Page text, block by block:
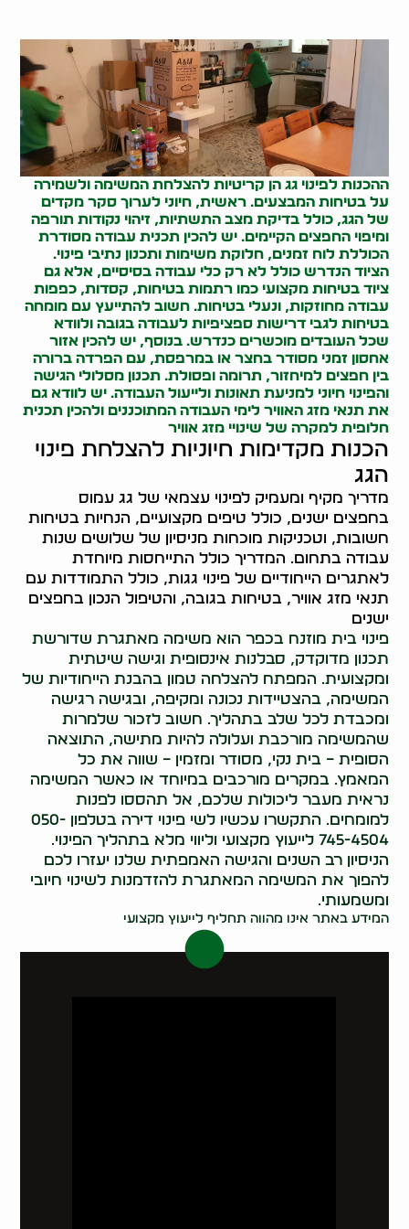
ההכנות לפינוי גג הן קריטיות להצלחת המשימה ולשמירה
על בטיחות המבצעים. ראשית, חיוני לערוך סקר מקדים
של הגג, כולל בדיקת מצב התשתיות, זיהוי נקודות תורפה
ומיפוי החפצים הקיימים. יש להכין תכנית עבודה מסודרת
הכוללת לוח זמנים, חלוקת משימות ותכנון נתיבי פינוי.
הציוד הנדרש כולל לא רק כלי עבודה בסיסיים, אלא גם
ציוד בטיחות מקצועי כמו רתמות בטיחות, קסדות, כפפות
עבודה מחוזקות, ונעלי בטיחות. חשוב להתייעץ עם מומחה
בטיחות לגבי דרישות ספציפיות לעבודה בגובה ולוודא
שכל העובדים מוכשרים כנדרש. בנוסף, יש להכין אזור
אחסון זמני מסודר בחצר או במרפסת, עם הפרדה ברורה
בין חפצים למיחזור, תרומה ופסולת. תכנון מסלולי הגישה
והפינוי חיוני למניעת תאונות ולייעול העבודה. יש לוודא גם
את תנאי מזג האוויר לימי העבודה המתוכננים ולהכין תכנית
חלופית למקרה של שינויי מזג אוויר
הכנות מקדימות חיוניות להצלחת פינוי
הגג
מדריך מקיף ומעמיק לפינוי עצמאי של גג עמוס
בחפצים ישנים, כולל טיפים מקצועיים, הנחיות בטיחות
חשובות, וטכניקות מוכחות מניסיון של שלושים שנות
עבודה בתחום. המדריך כולל התייחסות מיוחדת
לאתגרים הייחודיים של פינוי גגות, כולל התמודדות עם
תנאי מזג אוויר, בטיחות בגובה, והטיפול הנכון בחפצים
ישנים
פינוי בית מוזנח בכפר הוא משימה מאתגרת שדורשת
תכנון מדוקדק, סבלנות אינסופית וגישה שיטתית
ומקצועית. המפתח להצלחה טמון בהבנת הייחודיות של
המשימה, בהצטיידות נכונה ומקיפה, ובגישה רגישה
ומכבדת לכל שלב בתהליך. חשוב לזכור שלמרות
שהמשימה מורכבת ועלולה להיות מתישה, התוצאה
הסופית – בית נקי, מסודר ומזמין – שווה את כל
המאמץ. במקרים מורכבים במיוחד או כאשר המשימה
נראית מעבר ליכולות שלכם, אל תהססו לפנות
למומחים. התקשרו עכשיו לשי פינוי דירה בטלפון 050-
745-4504 לייעוץ מקצועי וליווי מלא בתהליך הפינוי.
הניסיון רב השנים והגישה האמפתית שלנו יעזרו לכם
להפוך את המשימה המאתגרת להזדמנות לשינוי חיובי
ומשמעותי.
המידע באתר אינו מהווה תחליף לייעוץ מקצועי